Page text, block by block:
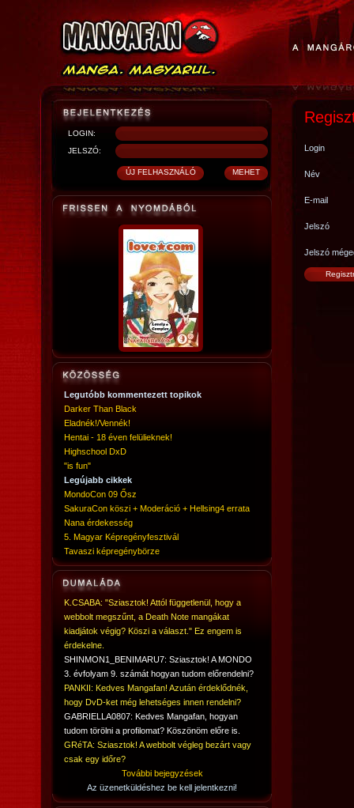
LOGIN:
JELSZÓ:
Legutóbb kommentezett topikok
Darker Than Black
Eladnék!/Vennék!
Hentai - 18 éven felülieknek!
Highschool DxD
"is fun"
Legújabb cikkek
MondoCon 09 Ősz
SakuraCon köszi + Moderáció + Hellsing4 errata
Nana érdekesség
5. Magyar Képregényfesztivál
Tavaszi képregénybörze
K.CSABA: "Sziasztok! Attól függetlenül, hogy a
webbolt megszűnt, a Death Note mangákat
kiadjátok végig? Köszi a választ." Ez engem is
érdekelne.
SHINMON1_BENIMARU7: Sziasztok! A MONDO
3. évfolyam 9. számát hogyan tudom előrendelni?
PANKII: Kedves Mangafan! Azután érdeklődnék,
hogy DvD-ket még lehetséges innen rendelni?
GABRIELLA0807: Kedves Mangafan, hogyan
tudom törölni a profilomat? Köszönöm előre is.
GRéTA: Sziasztok! A webbolt végleg bezárt vagy
csak egy időre?
További bejegyzések
Az üzenetküldéshez be kell jelentkezni!
Login
Név
E-mail
Jelszó
Jelszó